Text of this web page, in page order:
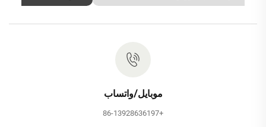
موبايل/واتساب
+86-13928636197